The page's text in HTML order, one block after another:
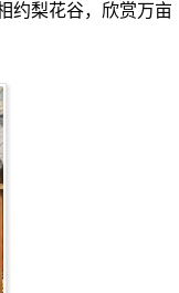
约梨花谷，欣赏万亩